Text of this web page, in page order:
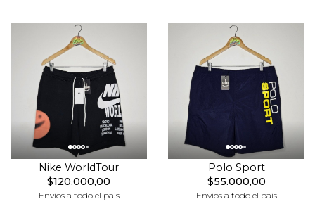
Nike WorldTour
$120.000,00
Envíos a todo el país
Polo Sport
$55.000,00
Envíos a todo el país